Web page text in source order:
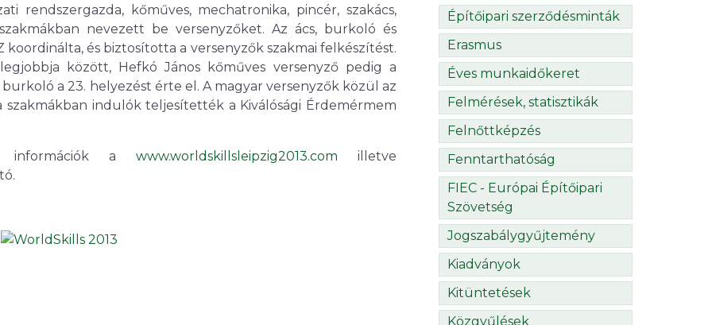
rendszergazda, kőműves, mechatronika, pincér, szakács,
nevezett be versenyzőket. Az ács, burkoló és
koordinálta, és biztosította a versenyzők szakmai felkészítést.
között, Hefkó János kőműves versenyző pedig a
a 23. helyezést érte el. A magyar versenyzők közül az
szakmákban indulók teljesítették a Kiválósági Érdemérmem
információk a www.worldskillsleipzig2013.com illetve
Építőipari szerződésminták
Erasmus
Éves munkaidőkeret
Felmérések, statisztikák
Felnőttképzés
Fenntarthatóság
FIEC - Európai Építőipari
Szövetség
Jogszabálygyűjtemény
Kiadványok
Kitüntetések
Közgyűlések